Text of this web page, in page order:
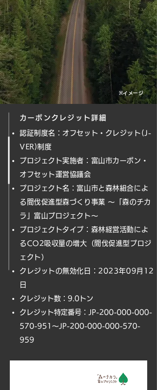
※イメージ
カーボンクレジット詳細
認証制度名：オフセット・クレジット(J-
VER)制度
プロジェクト実施者：富山市カーボン・
オフセット運営協議会
プロジェクト名：富山市と森林組合によ
る間伐促進型森づくり事業 ～「森のチカ
ラ」富山プロジェクト～
プロジェクトタイプ：森林経営活動によ
るCO2吸収量の増大（間伐促進型プロジ
ェクト）
クレジットの無効化日：2023年09月12
日
​クレジット数：9.0トン
​クレジット特定番号：JP-200-000-000-
570-951～JP-200-000-000-570-
959